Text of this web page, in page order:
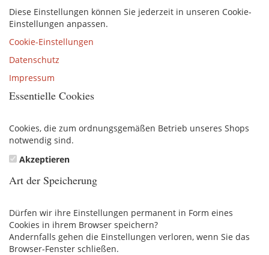
Diese Einstellungen können Sie jederzeit in unseren Cookie-
Einstellungen anpassen.
Cookie-Einstellungen
Datenschutz
Impressum
Essentielle Cookies
Cookies, die zum ordnungsgemäßen Betrieb unseres Shops
notwendig sind.
Akzeptieren
Art der Speicherung
Dürfen wir ihre Einstellungen permanent in Form eines
Cookies in ihrem Browser speichern?
Andernfalls gehen die Einstellungen verloren, wenn Sie das
Browser-Fenster schließen.